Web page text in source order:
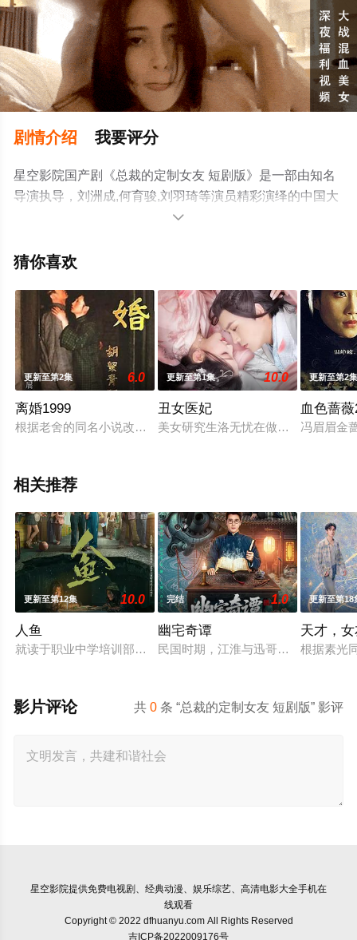
剧情介绍 我要评分
星空影院国产剧《总裁的定制女友 短剧版》是一部由知名
导演执导，刘洲成,何育骏,刘羽琦等演员精彩演绎的中国大
陆电视剧，大结局剧情已揭晓（1-12全集），手机免费观
关信息可移步至豆瓣电视剧、电视猫或剧情网等平台了

猜你喜欢
更新至第2集 6.0
离婚1999
根据老舍的同名小说改编的故事，讲述了三十年代初期在北平
更新至第1集 10.0
丑女医妃
美女研究生洛无忧在做实验时意外来
更新至第2
血色蔷
冯眉眉金
相关推荐
更新至第12集 10.0
人鱼
就读于职业中学培训部的花季女生苏琳（黄杨钿甜 饰），虽自
完结 1.0
幽宅奇谭
民国时期，江淮与迅哥组成说书班子
更新至第18
天才，
根据素光
共0 条 “总裁的定制女友 短剧版” 影评
影片评论
星空影院提供免费电视剧、经典动漫、娱乐综艺、高清电影大全手机在
线观看
Copyright © 2022 dfhuanyu.com All Rights Reserved
吉ICP备2022009176号